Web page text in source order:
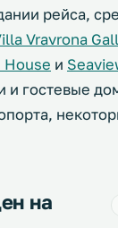
рейса,
Vravrona
House и
и гостевые
на